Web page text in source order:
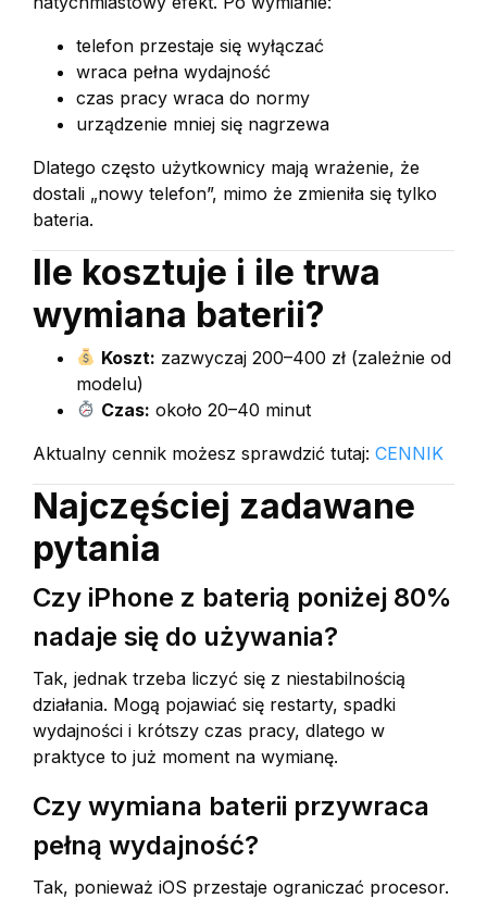
telefon przestaje się wyłączać
wraca pełna wydajność
czas pracy wraca do normy
urządzenie mniej się nagrzewa
Dlatego często użytkownicy mają wrażenie, że
dostali „nowy telefon”, mimo że zmieniła się tylko
bateria.
Ile kosztuje i ile trwa
wymiana baterii?
Koszt: zazwyczaj 200–400 zł (zależnie od
modelu)
Czas: około 20–40 minut
Aktualny cennik możesz sprawdzić tutaj: CENNIK
Najczęściej zadawane
pytania
Czy iPhone z baterią poniżej 80%
nadaje się do używania?
Tak, jednak trzeba liczyć się z niestabilnością
działania. Mogą pojawiać się restarty, spadki
wydajności i krótszy czas pracy, dlatego w
praktyce to już moment na wymianę.
Czy wymiana baterii przywraca
pełną wydajność?
Tak, ponieważ iOS przestaje ograniczać procesor.